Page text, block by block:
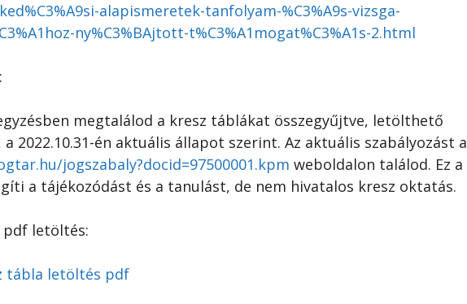
alapismeretek-tanfolyam-%C3%A9s-vizsga-
ny%C3%BAjtott-t%C3%A1mogat%C3%A1s-2.html
megtalálod a kresz táblákat összegyűjtve, letölthető
2022.10.31-én aktuális állapot szerint. Az aktuális szabályozást a
jogszabaly?docid=97500001.kpm weboldalon találod. Ez a
a tájékozódást és a tanulást, de nem hivatalos kresz oktatás.
pdf letöltés:
tábla letöltés pdf